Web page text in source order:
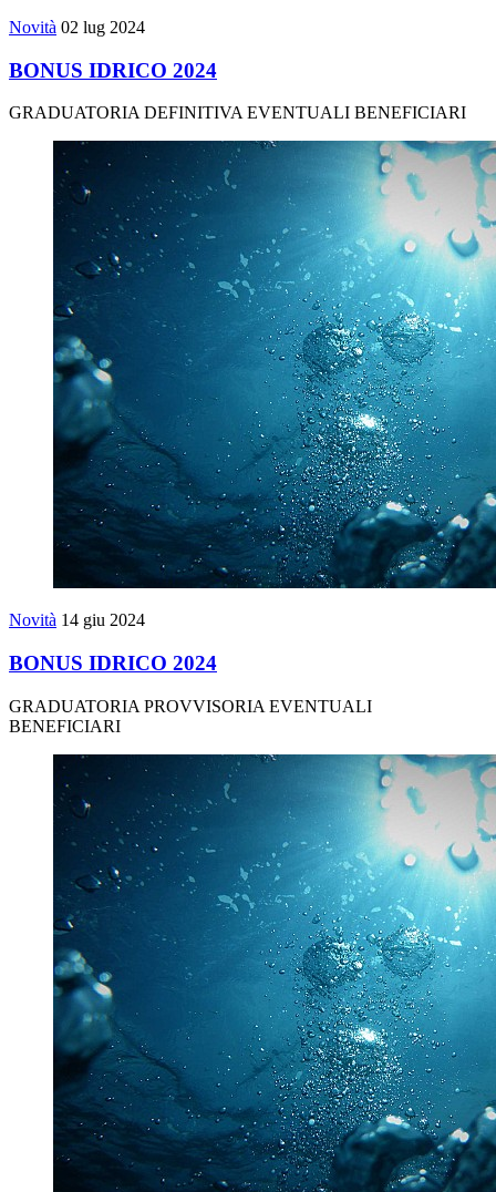
Novità 02 lug 2024
BONUS IDRICO 2024
GRADUATORIA DEFINITIVA EVENTUALI BENEFICIARI
Novità 14 giu 2024
BONUS IDRICO 2024
GRADUATORIA PROVVISORIA EVENTUALI
BENEFICIARI